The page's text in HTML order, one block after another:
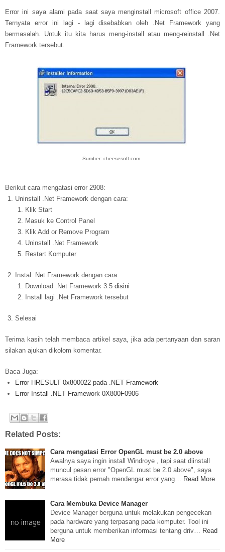
Error ini saya alami pada saat saya menginstall microsoft office 2007.
Ternyata error ini lagi - lagi disebabkan oleh .Net Framework yang
bermasalah. Untuk itu kita harus meng-install atau meng-reinstall .Net
Framework tersebut.
Sumber: cheesesoft.com
Berikut cara mengatasi error 2908:
Uninstall .Net Framework dengan cara:
Klik Start
Masuk ke Control Panel
Klik Add or Remove Program
Uninstall .Net Framework
Restart Komputer
Instal .Net Framework dengan cara:
Download .Net Framework 3.5 disini
Install lagi .Net Framework tersebut
Selesai
Terima kasih telah membaca artikel saya, jika ada pertanyaan dan saran
silakan ajukan dikolom komentar.
Baca Juga:
Error HRESULT 0x800022 pada .NET Framework
Error Install .NET Framework 0X800F0906
Related Posts:
Cara mengatasi Error OpenGL must be 2.0 above
Awalnya saya ingin install Windroye , tapi saat diinstall
muncul pesan error "OpenGL must be 2.0 above", saya
merasa tidak pernah mendengar error yang…
Read More
Cara Membuka Device Manager
Device Manager berguna untuk melakukan pengecekan
pada hardware yang terpasang pada komputer. Tool ini
berguna untuk memberikan informasi tentang driv…
Read
More